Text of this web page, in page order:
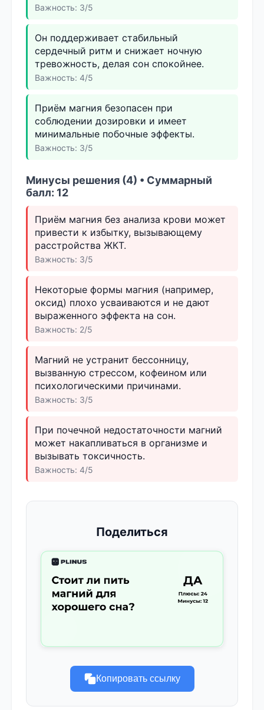
Важность: 3/5
Он поддерживает стабильный
сердечный ритм и снижает ночную
тревожность, делая сон спокойнее.
Важность: 4/5
Приём магния безопасен при
соблюдении дозировки и имеет
минимальные побочные эффекты.
Важность: 3/5
Минусы решения (4) • Суммарный
балл: 12
Приём магния без анализа крови может
привести к избытку, вызывающему
расстройства ЖКТ.
Важность: 3/5
Некоторые формы магния (например,
оксид) плохо усваиваются и не дают
выраженного эффекта на сон.
Важность: 2/5
Магний не устранит бессонницу,
вызванную стрессом, кофеином или
психологическими причинами.
Важность: 3/5
При почечной недостаточности магний
может накапливаться в организме и
вызывать токсичность.
Важность: 4/5
Поделиться
Копировать ссылку